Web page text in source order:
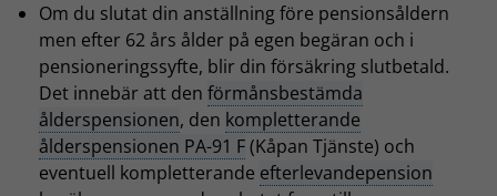
Om du slutat din anställning före pensionsåldern
men efter 62 års ålder på egen begäran och i
pensioneringssyfte, blir din försäkring slutbetald.
Det innebär att den förmånsbestämda
ålderspensionen, den kompletterande
ålderspensionen PA-91 F(Kåpan Tjänste) och
eventuell kompletterande efterlevandepension